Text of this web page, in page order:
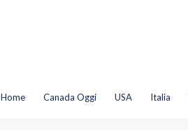
Home Canada Oggi USA Italia